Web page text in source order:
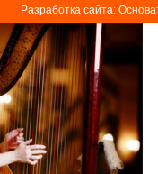
Разработка сайта: